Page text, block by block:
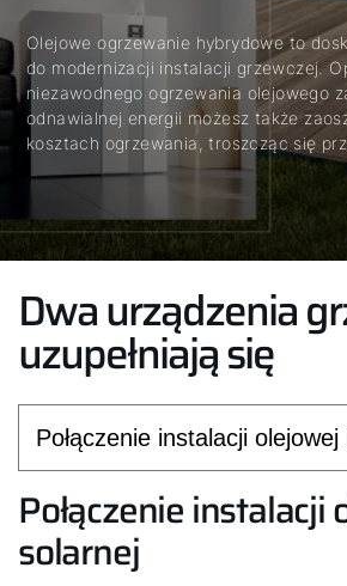
Olejowe ogrzewanie hybrydowe to
do modernizacji instalacji grzewczej.
niezawodnego ogrzewania olejowego
odnawialnej energii możesz także
kosztach ogrzewania, troszcząc się
Dwa urządzenia
uzupełniają się
Połączenie instalacji
solarnej